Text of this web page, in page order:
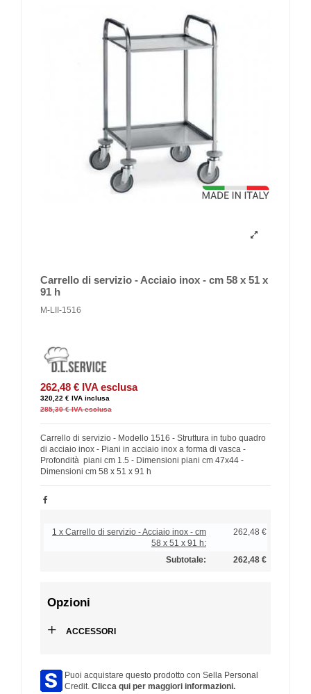
Carrello di servizio - Acciaio inox - cm 58 x 51 x
91 h
M-LII-1516
262,48 € IVA esclusa
320,22 € IVA inclusa
285,30 € IVA esclusa
Carrello di servizio - Modello 1516 - Struttura in tubo quadro
di acciaio inox - Piani in acciaio inox a forma di vasca -
Profondità piani cm 1.5 - Dimensioni piani cm 47x44 -
Dimensioni cm 58 x 51 x 91 h
1 x Carrello di servizio - Acciaio inox - cm
58 x 51 x 91 h:
262,48 €
Subtotale: 262,48 €
Opzioni
+ ACCESSORI
Puoi acquistare questo prodotto con Sella Personal
Credit. Clicca qui per maggiori informazioni.